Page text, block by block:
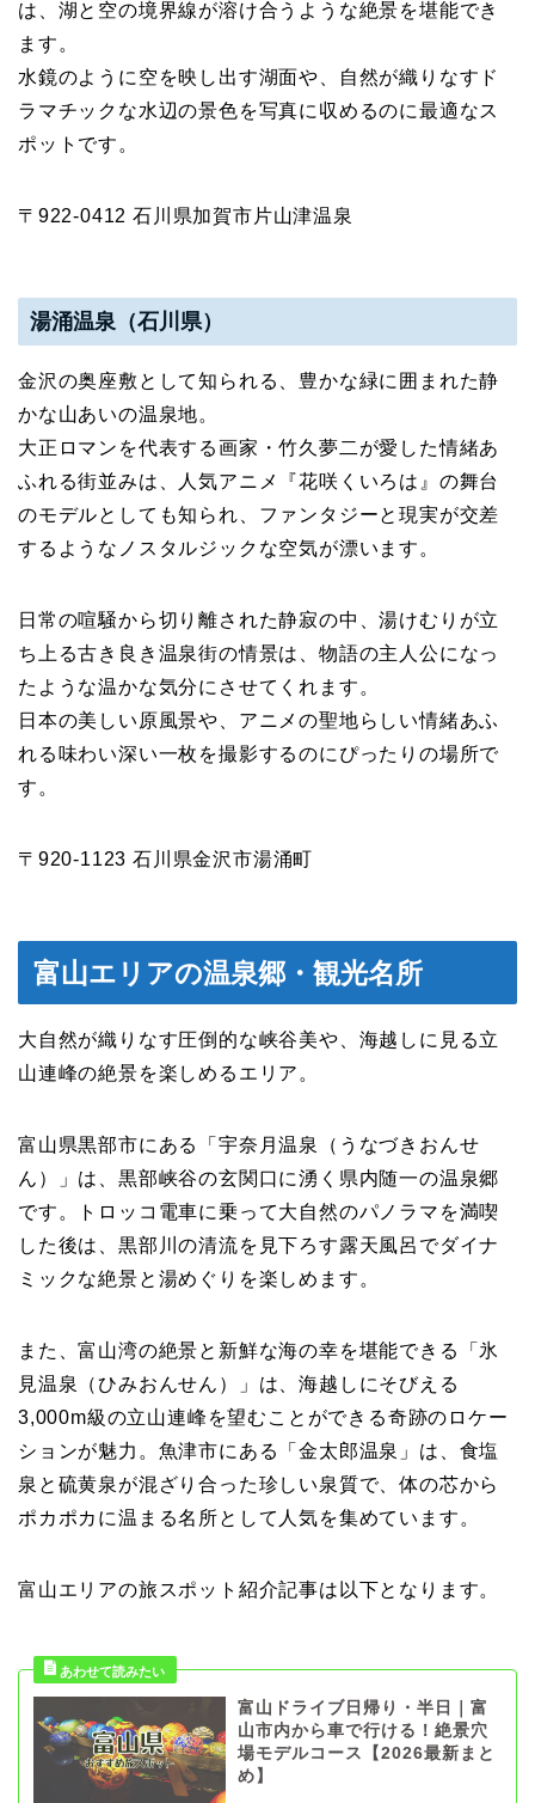
は、湖と空の境界線が溶け合うような絶景を堪能でき
ます。
水鏡のように空を映し出す湖面や、自然が織りなすド
ラマチックな水辺の景色を写真に収めるのに最適なス
ポットです。
〒922-0412 石川県加賀市片山津温泉
湯涌温泉（石川県）
金沢の奥座敷として知られる、豊かな緑に囲まれた静
かな山あいの温泉地。
大正ロマンを代表する画家・竹久夢二が愛した情緒あ
ふれる街並みは、人気アニメ『花咲くいろは』の舞台
のモデルとしても知られ、ファンタジーと現実が交差
するようなノスタルジックな空気が漂います。
日常の喧騒から切り離された静寂の中、湯けむりが立
ち上る古き良き温泉街の情景は、物語の主人公になっ
たような温かな気分にさせてくれます。
日本の美しい原風景や、アニメの聖地らしい情緒あふ
れる味わい深い一枚を撮影するのにぴったりの場所で
す。
〒920-1123 石川県金沢市湯涌町
富山エリアの温泉郷・観光名所
大自然が織りなす圧倒的な峡谷美や、海越しに見る立
山連峰の絶景を楽しめるエリア。
富山県黒部市にある「宇奈月温泉（うなづきおんせ
ん）」は、黒部峡谷の玄関口に湧く県内随一の温泉郷
です。トロッコ電車に乗って大自然のパノラマを満喫
した後は、黒部川の清流を見下ろす露天風呂でダイナ
ミックな絶景と湯めぐりを楽しめます。
また、富山湾の絶景と新鮮な海の幸を堪能できる「氷
見温泉（ひみおんせん）」は、海越しにそびえる
3,000m級の立山連峰を望むことができる奇跡のロケー
ションが魅力。魚津市にある「金太郎温泉」は、食塩
泉と硫黄泉が混ざり合った珍しい泉質で、体の芯から
ポカポカに温まる名所として人気を集めています。
富山エリアの旅スポット紹介記事は以下となります。
富山ドライブ日帰り・半日｜富
山市内から車で行ける！絶景穴
場モデルコース【2026最新まと
め】